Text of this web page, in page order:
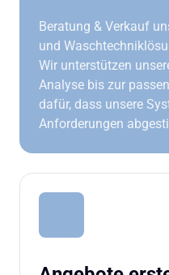
Beratung & Verkauf
und
Wir unterstützen
Analyse bis zur
dafür, dass unsere
Anforderungen